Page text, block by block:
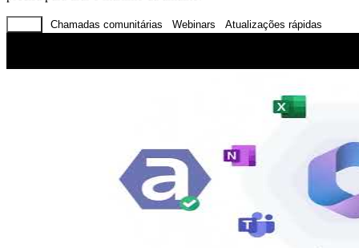
Chamadas comunitárias Webinars Atualizações rápidas